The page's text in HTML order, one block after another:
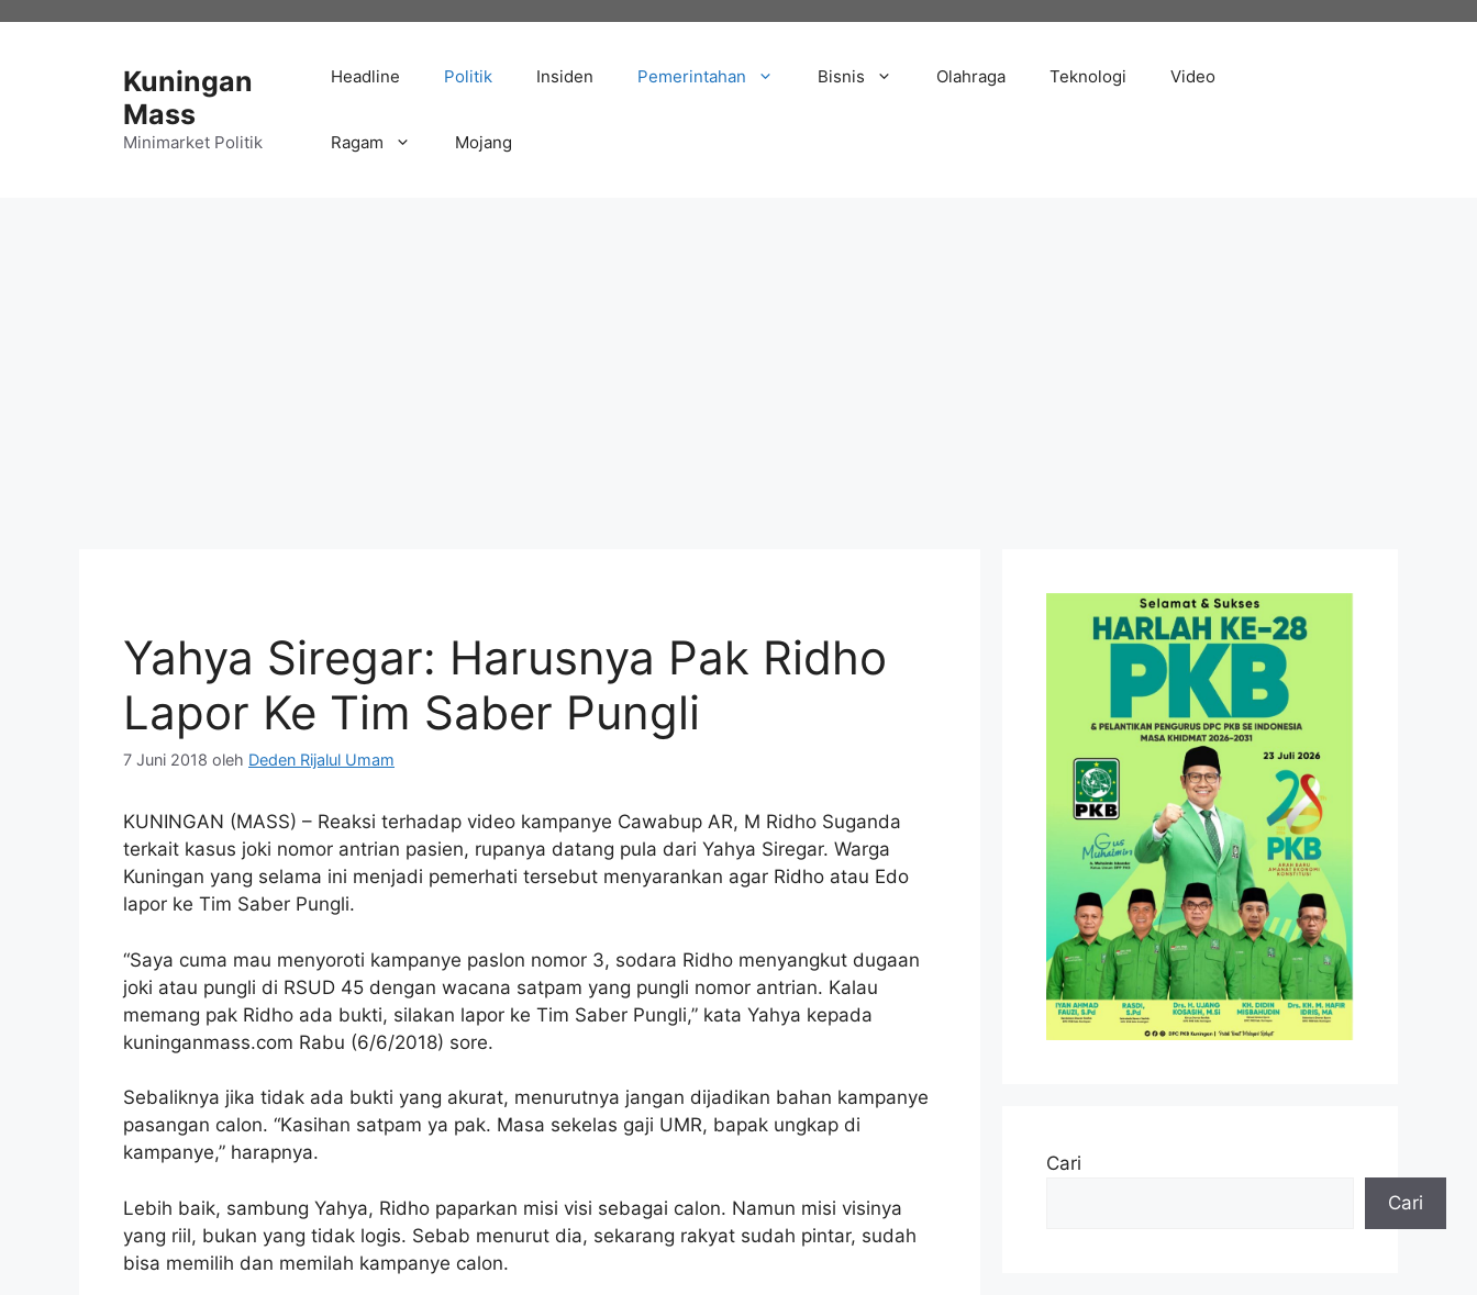
Kuningan
Mass
Minimarket Politik
Headline Politik Insiden Pemerintahan Bisnis Olahraga Teknologi Video
Ragam Mojang
Yahya Siregar: Harusnya Pak Ridho
Lapor Ke Tim Saber Pungli
7 Juni 2018 oleh Deden Rijalul Umam
KUNINGAN (MASS) – Reaksi terhadap video kampanye Cawabup AR, M Ridho Suganda
terkait kasus joki nomor antrian pasien, rupanya datang pula dari Yahya Siregar. Warga
Kuningan yang selama ini menjadi pemerhati tersebut menyarankan agar Ridho atau Edo
lapor ke Tim Saber Pungli.
“Saya cuma mau menyoroti kampanye paslon nomor 3, sodara Ridho menyangkut dugaan
joki atau pungli di RSUD 45 dengan wacana satpam yang pungli nomor antrian. Kalau
memang pak Ridho ada bukti, silakan lapor ke Tim Saber Pungli,” kata Yahya kepada
kuninganmass.com Rabu (6/6/2018) sore.
Sebaliknya jika tidak ada bukti yang akurat, menurutnya jangan dijadikan bahan kampanye
pasangan calon. “Kasihan satpam ya pak. Masa sekelas gaji UMR, bapak ungkap di
kampanye,” harapnya.
Lebih baik, sambung Yahya, Ridho paparkan misi visi sebagai calon. Namun misi visinya
yang riil, bukan yang tidak logis. Sebab menurut dia, sekarang rakyat sudah pintar, sudah
bisa memilih dan memilah kampanye calon.
Cari
Cari